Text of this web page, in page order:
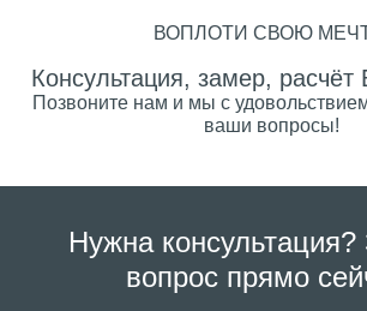
ВОПЛОТИ СВОЮ
Консультация, замер,
Позвоните нам и мы с
ваши вопросы!
Нужна консультация?
вопрос прямо